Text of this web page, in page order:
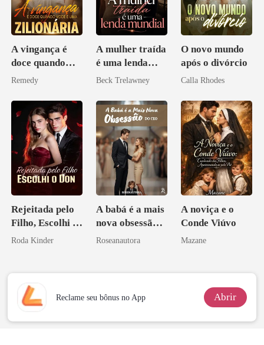
A vingança é
doce quando
você é uma
Remedy
A mulher traída
é uma lenda
mundial
Beck Trelawney
O novo mundo
após o divórcio
Calla Rhodes
Rejeitada pelo
Filho, Escolhi o
Don
Roda Kinder
A babá é a mais
nova obsessão
do CEO
Roseanautora
A noviça e o
Conde Viúvo
Mazane
Reclame seu bônus no App Abrir